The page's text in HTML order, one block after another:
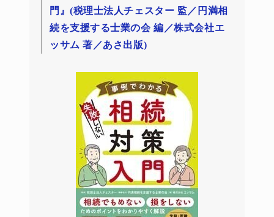
門』(税理士法人チェスター 監／円満相
続を支援する士業の会 編／株式会社エ
ッサム 著／あさ出版)